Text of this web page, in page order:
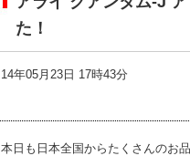
た！
14年05月23日 17時43分
本日も日本全国からたくさんのお